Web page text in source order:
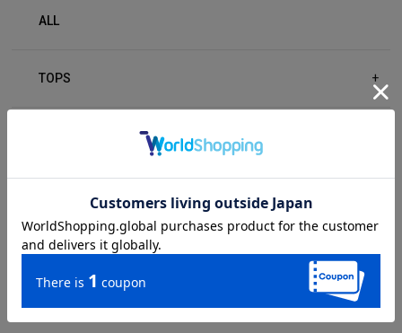
ALL
TOPS +
DRESS/ONE-PIECE
ACCESSORIES +